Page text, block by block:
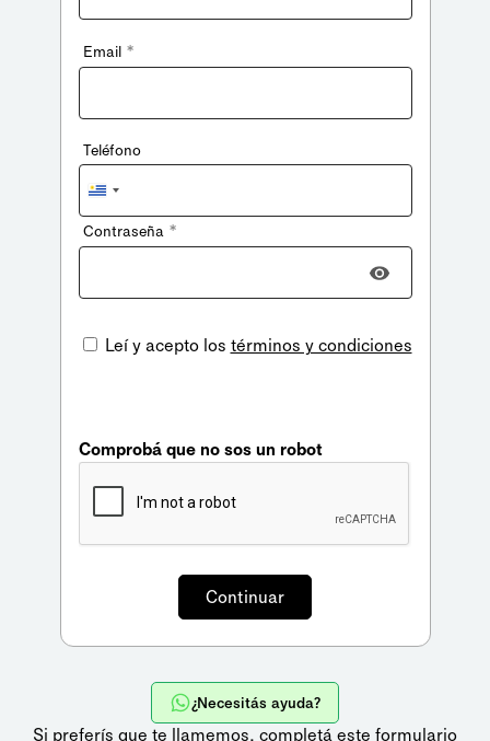
Email *
Teléfono
Uruguay
+598
Contraseña *
Leí y acepto los términos y condiciones
Comprobá que no sos un robot
¿Necesitás ayuda?
Si preferís que te llamemos, completá este formulario